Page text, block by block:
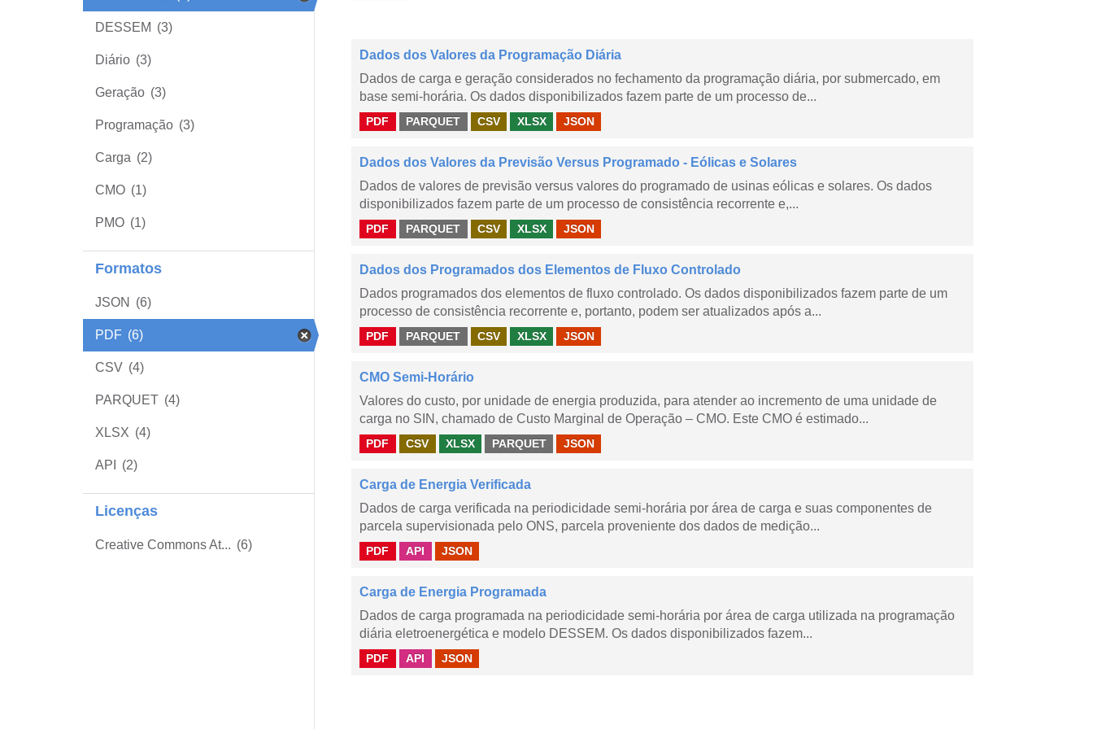
DESSEM (3)
Diário (3)
Geração (3)
Programação (3)
Carga (2)
CMO (1)
PMO (1)
Formatos
JSON (6)
PDF (6)
CSV (4)
PARQUET (4)
XLSX (4)
API (2)
Licenças
Creative Commons At... (6)
Dados dos Valores da Programação Diária
Dados de carga e geração considerados no fechamento da programação diária, por submercado, em
base semi-horária. Os dados disponibilizados fazem parte de um processo de...
PDF PARQUET CSV XLSX JSON
Dados dos Valores da Previsão Versus Programado - Eólicas e Solares
Dados de valores de previsão versus valores do programado de usinas eólicas e solares. Os dados
disponibilizados fazem parte de um processo de consistência recorrente e,...
PDF PARQUET CSV XLSX JSON
Dados dos Programados dos Elementos de Fluxo Controlado
Dados programados dos elementos de fluxo controlado. Os dados disponibilizados fazem parte de um
processo de consistência recorrente e, portanto, podem ser atualizados após a...
PDF PARQUET CSV XLSX JSON
CMO Semi-Horário
Valores do custo, por unidade de energia produzida, para atender ao incremento de uma unidade de
carga no SIN, chamado de Custo Marginal de Operação – CMO. Este CMO é estimado...
PDF CSV XLSX PARQUET JSON
Carga de Energia Verificada
Dados de carga verificada na periodicidade semi-horária por área de carga e suas componentes de
parcela supervisionada pelo ONS, parcela proveniente dos dados de medição...
PDF API JSON
Carga de Energia Programada
Dados de carga programada na periodicidade semi-horária por área de carga utilizada na programação
diária eletroenergética e modelo DESSEM. Os dados disponibilizados fazem...
PDF API JSON